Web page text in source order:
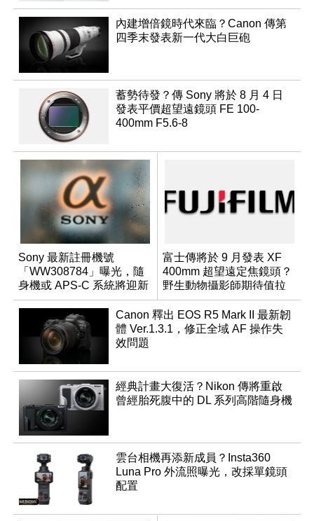
內建增倍鏡時代來臨？Canon 傳第
四季末發表新一代大白巨砲
蓄勢待發？傳 Sony 將於 8 月 4 日
發表平價超望遠鏡頭 FE 100-
400mm F5.6-8
Sony 最新註冊機號
「WW308784」曝光，隨
身機或 APS-C 系統將迎新
成員？
富士傳將於 9 月發表 XF
400mm 超望遠定焦鏡頭？
野生動物攝影師期待值拉
滿
Canon 釋出 EOS R5 Mark II 最新韌
體 Ver.1.3.1，修正全域 AF 操作失
效問題
經典計畫大復活？Nikon 傳將重啟
曾經胎死腹中的 DL 系列高階隨身機
雲台相機再添新成員？Insta360
Luna Pro 外流照曝光，改採單鏡頭
配置